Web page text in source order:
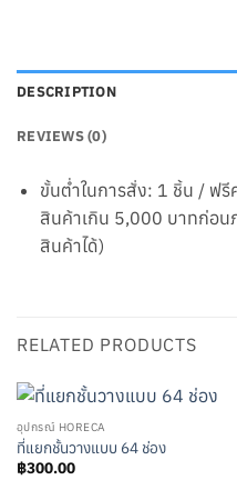
DESCRIPTION
REVIEWS (0)
ขั้นต่ำในการสั่ง: 1 ชิ้น / ฟ
สินค้าเกิน 5,000 บาทก่อน
สินค้าได้)
RELATED PRODUCTS
อุปกรณ์ HORECA
ที่แยกชั้นวางแบบ 64 ช่อง
฿300.00